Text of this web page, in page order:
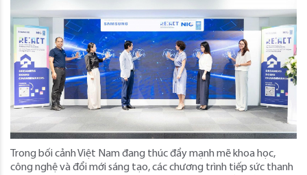
Trong bối cảnh Việt Nam đang thúc đẩy mạnh mẽ khoa học,
công nghệ và đổi mới sáng tạo, các chương trình tiếp sức thanh